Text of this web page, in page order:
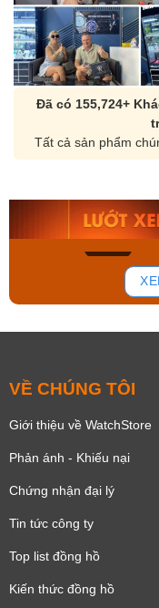
Đã có 155,724+
Tất cả sản phẩm
Orient Nam
Mua ngay
VỀ CHÚNG TÔI
Giới thiệu về WatchStore
Phản ánh - Khiếu nại
Chứng nhận đại lý
Tin tức công ty
Top list đồng hồ
Kiến thức đồng hồ